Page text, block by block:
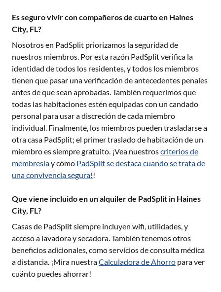
Es seguro vivir con compañeros de cuarto en Haines
City, FL?
Nosotros en PadSplit priorizamos la seguridad de
nuestros miembros. Por esta razón PadSplit verifica la
identidad de todos los residentes, y todos los miembros
tienen que pasar una verificación de antecedentes penales
antes de que sean aprobadas. También requerimos que
todas las habitaciones estén equipadas con un candado
personal para usar a discreción de cada miembro
individual. Finalmente, los miembros pueden trasladarse a
otra casa PadSplit; el primer traslado de habitación de un
miembro es siempre gratuito. ¡Vea nuestroscriterios de
membresíay cómo PadSplit se destaca cuando se trata de
una convivencia segura!!
Que viene incluido en un alquiler de PadSplit in Haines
City, FL?
Casas de PadSplit siempre incluyen wifi, utilidades, y
acceso a lavadora y secadora. También tenemos otros
beneficios adicionales, como servicios de consulta médica
a distancia. ¡Mira nuestraCalculadora de Ahorro para ver
cuánto puedes ahorrar!